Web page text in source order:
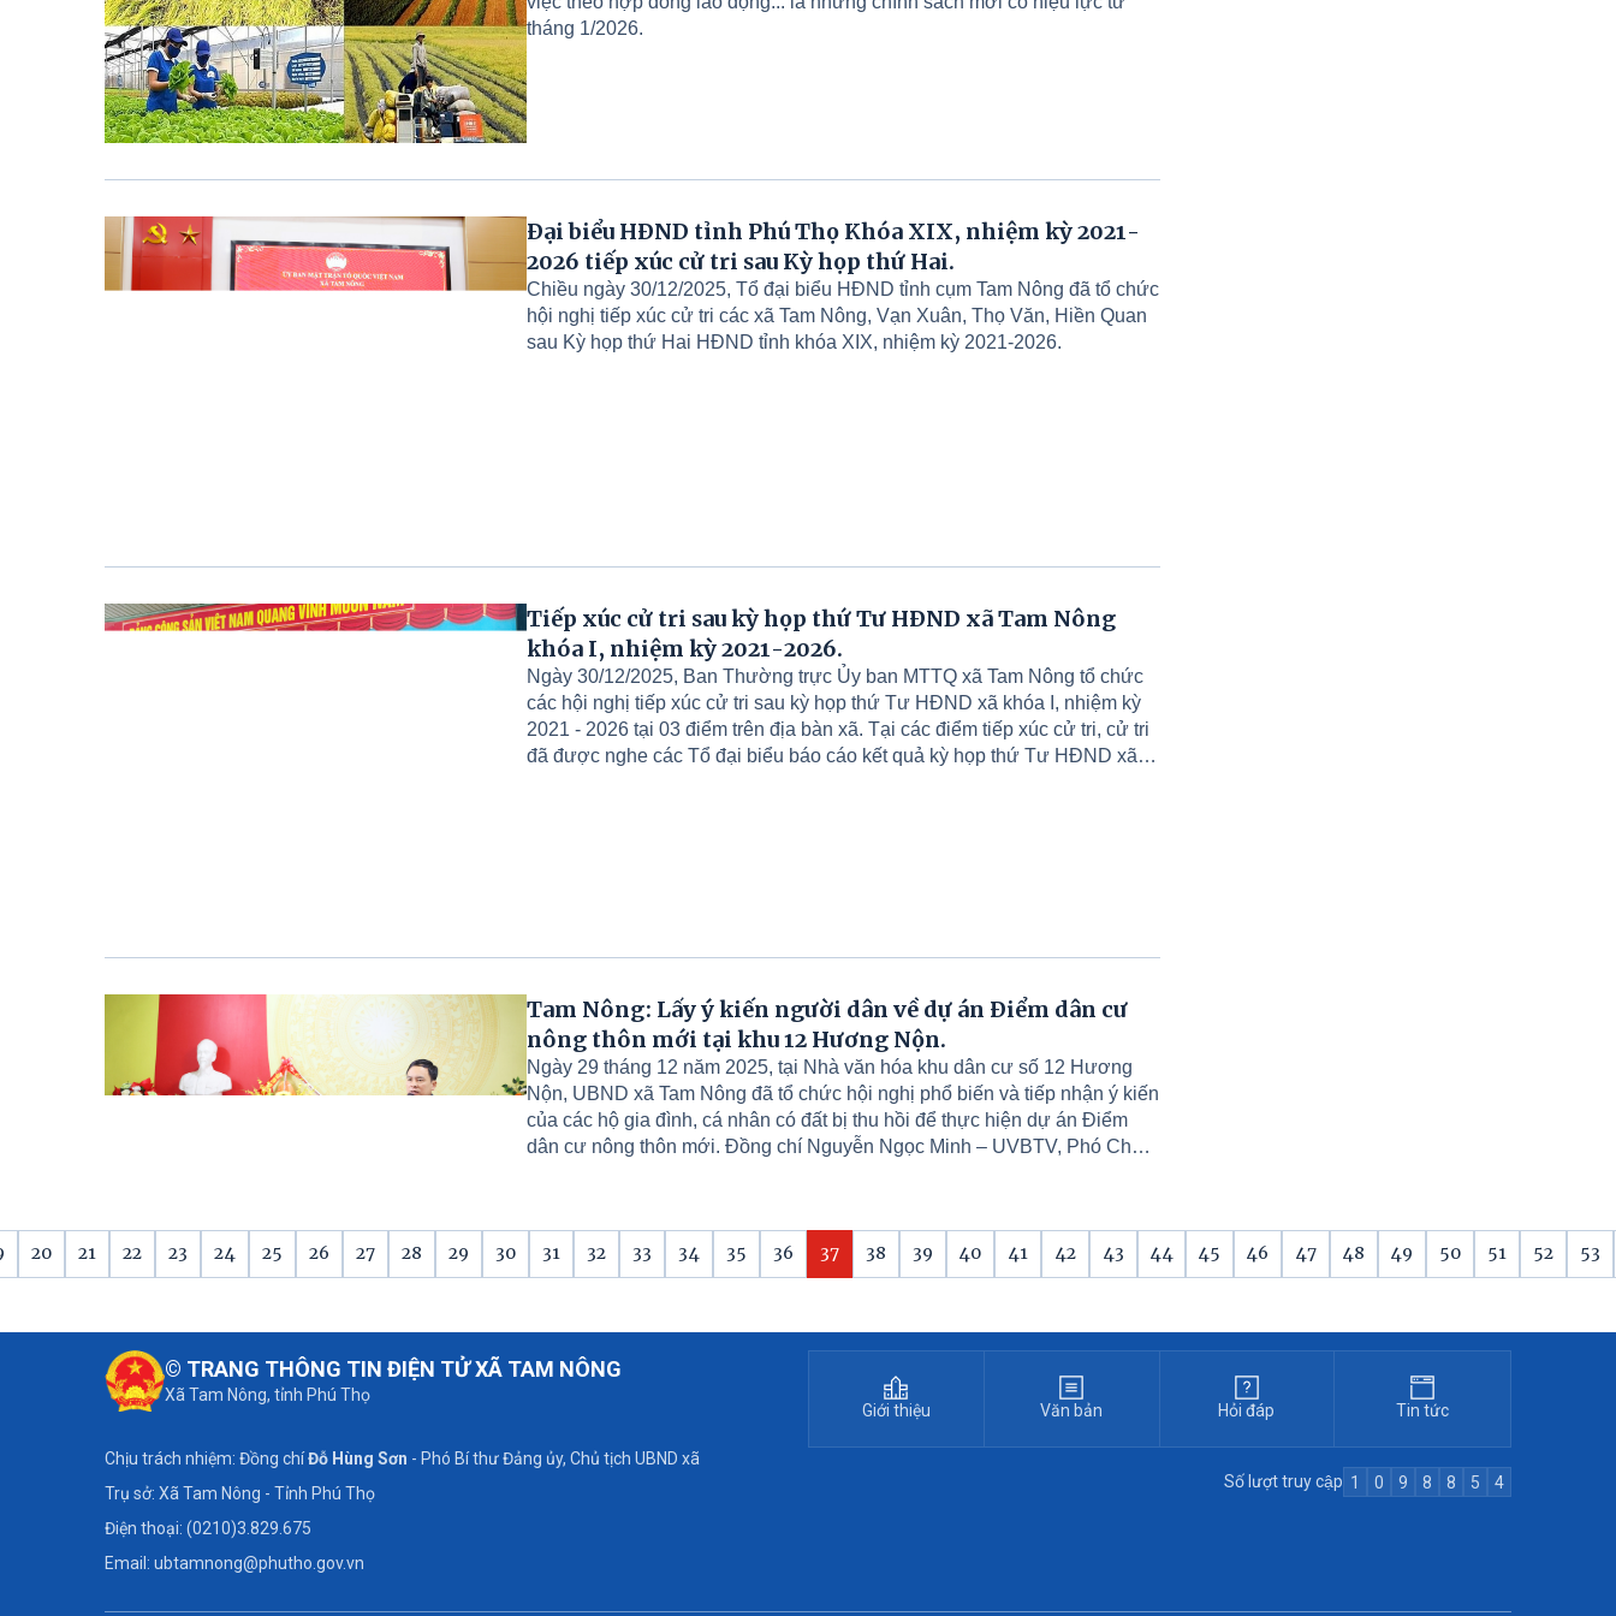
tháng 1/2026.
Đại biểu HĐND tỉnh Phú Thọ Khóa XIX, nhiệm kỳ 2021-
2026 tiếp xúc cử tri sau Kỳ họp thứ Hai.
Chiều ngày 30/12/2025, Tổ đại biểu HĐND tỉnh cụm Tam Nông đã tổ chức
hội nghị tiếp xúc cử tri các xã Tam Nông, Vạn Xuân, Thọ Văn, Hiền Quan
sau Kỳ họp thứ Hai HĐND tỉnh khóa XIX, nhiệm kỳ 2021-2026.
Tiếp xúc cử tri sau kỳ họp thứ Tư HĐND xã Tam Nông
khóa I, nhiệm kỳ 2021-2026.
Ngày 30/12/2025, Ban Thường trực Ủy ban MTTQ xã Tam Nông tổ chức
các hội nghị tiếp xúc cử tri sau kỳ họp thứ Tư HĐND xã khóa I, nhiệm kỳ
2021 - 2026 tại 03 điểm trên địa bàn xã. Tại các điểm tiếp xúc cử tri, cử tri
đã được nghe các Tổ đại biểu báo cáo kết quả kỳ họp thứ Tư HĐND xã;
Tam Nông: Lấy ý kiến người dân về dự án Điểm dân cư
nông thôn mới tại khu 12 Hương Nộn.
Ngày 29 tháng 12 năm 2025, tại Nhà văn hóa khu dân cư số 12 Hương
Nộn, UBND xã Tam Nông đã tổ chức hội nghị phổ biến và tiếp nhận ý kiến
của các hộ gia đình, cá nhân có đất bị thu hồi để thực hiện dự án Điểm
dân cư nông thôn mới. Đồng chí Nguyễn Ngọc Minh – UVBTV, Phó Chủ
HĐND&UBND, Trung tâm dịch vụ sự nghiệp công, Hội CCB xã. Giám đốc
và Tổ bồi thường, giải phóng mặt bằng thuộc Chi nhánh Trung tâm Phát
triển quỹ đất khu vực Tam Nông, Bí thư Chi bộ và Trưởng khu dân cư số
20 21 22 23 24 25 26 27 28 29 30 31 32 33 34 35 36 37 38 39 40 41 42 43 44 45 46 47 48 49 50 51 52 53
© TRANG THÔNG TIN ĐIỆN TỬ XÃ TAM NÔNG
Xã Tam Nông, tỉnh Phú Thọ
Chịu trách nhiệm: Đồng chíĐỗ Hùng Sơn - Phó Bí thư Đảng ủy, Chủ tịch UBND xã
Trụ sở: Xã Tam Nông - Tỉnh Phú Thọ
Điện thoại: (0210)3.829.675
Email: ubtamnong@phutho.gov.vn
Giới thiệu Văn bản Hỏi đáp Tin tức
Số lượt truy cập 1 0 9 8 8 5 4